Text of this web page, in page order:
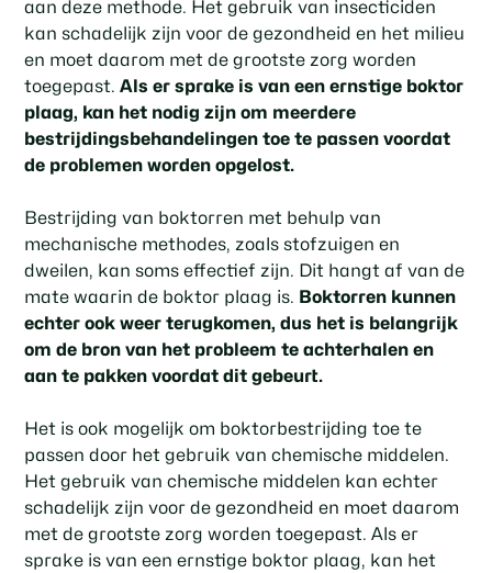
aan deze methode. Het gebruik van insecticiden
kan schadelijk zijn voor de gezondheid en het milieu
en moet daarom met de grootste zorg worden
toegepast.Als er sprake is van een ernstige boktor
plaag, kan het nodig zijn om meerdere
bestrijdingsbehandelingen toe te passen voordat
de problemen worden opgelost.
Bestrijding van boktorren met behulp van
mechanische methodes, zoals stofzuigen en
dweilen, kan soms effectief zijn. Dit hangt af van de
mate waarin de boktor plaag is. Boktorren kunnen
echter ook weer terugkomen, dus het is belangrijk
om de bron van het probleem te achterhalen en
aan te pakken voordat dit gebeurt.
Het is ook mogelijk om boktorbestrijding toe te
passen door het gebruik van chemische middelen.
Het gebruik van chemische middelen kan echter
schadelijk zijn voor de gezondheid en moet daarom
met de grootste zorg worden toegepast. Als er
sprake is van een ernstige boktor plaag, kan het